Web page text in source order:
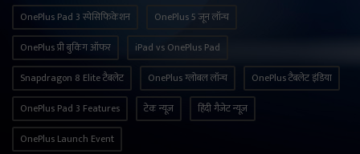
OnePlus Pad 3 स्पेसिफिकेशन
OnePlus 5 जून लॉन्च
OnePlus प्री बुकिंग ऑफर
iPad vs OnePlus Pad
Snapdragon 8 Elite टैबलेट
OnePlus ग्लोबल लॉन्च
OnePlus टैबलेट इंडिया
OnePlus Pad 3 Features
टेक न्यूज़
हिंदी गैजेट न्यूज़
OnePlus Launch Event